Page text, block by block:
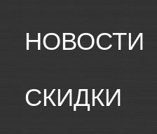
НОВОСТИ
СКИДКИ